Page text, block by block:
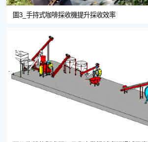
圖3_手持式咖啡採收機提升採收效率